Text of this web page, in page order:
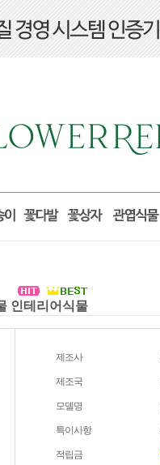
인테리어식물
제조사
제조국
모델명
특이사항
적립금